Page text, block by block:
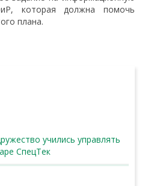
которая должна помочь
плана.
учились управлять
СпецТек